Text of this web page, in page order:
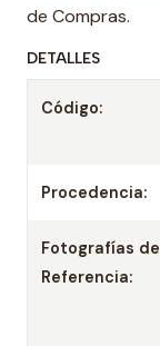
de Compras.
DETALLES
Código:
Procedencia:
Fotografías de
Referencia: